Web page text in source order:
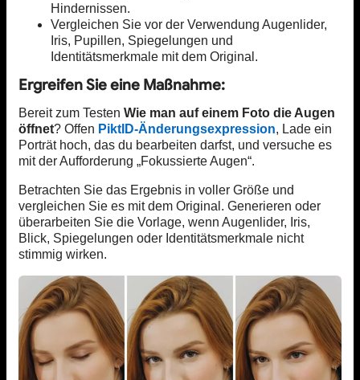
Hindernissen.
Vergleichen Sie vor der Verwendung Augenlider,
Iris, Pupillen, Spiegelungen und
Identitätsmerkmale mit dem Original.
Ergreifen Sie eine Maßnahme:
Bereit zum Testen Wie man auf einem Foto die Augen
öffnet? Offen PiktID-Änderungsexpression, Lade ein
Porträt hoch, das du bearbeiten darfst, und versuche es
mit der Aufforderung „Fokussierte Augen“.
Betrachten Sie das Ergebnis in voller Größe und
vergleichen Sie es mit dem Original. Generieren oder
überarbeiten Sie die Vorlage, wenn Augenlider, Iris,
Blick, Spiegelungen oder Identitätsmerkmale nicht
stimmig wirken.